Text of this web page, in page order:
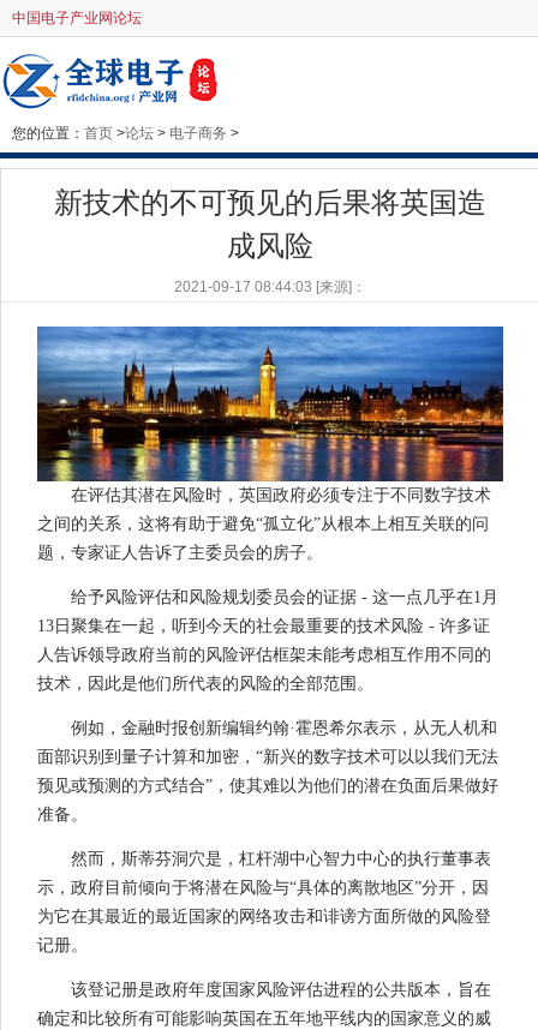
中国电子产业网论坛
您的位置： 首页 >论坛 > 电子商务 >
新技术的不可预见的后果将英国造
成风险
2021-09-17 08:44:03 [来源]：
在评估其潜在风险时，英国政府必须专注于不同数字技术
之间的关系，这将有助于避免“孤立化”从根本上相互关联的问
题，专家证人告诉了主委员会的房子。
给予风险评估和风险规划委员会的证据 - 这一点几乎在1月
13日聚集在一起，听到今天的社会最重要的技术风险 - 许多证
人告诉领导政府当前的风险评估框架未能考虑相互作用不同的
技术，因此是他们所代表的风险的全部范围。
例如，金融时报创新编辑约翰·霍恩希尔表示，从无人机和
面部识别到量子计算和加密，“新兴的数字技术可以以我们无法
预见或预测的方式结合”，使其难以为他们的潜在负面后果做好
准备。
然而，斯蒂芬洞穴是，杠杆湖中心智力中心的执行董事表
示，政府目前倾向于将潜在风险与“具体的离散地区”分开，因
为它在其最近的最近国家的网络攻击和诽谤方面所做的风险登
记册。
该登记册是政府年度国家风险评估进程的公共版本，旨在
确定和比较所有可能影响英国在五年地平线内的国家意义的威